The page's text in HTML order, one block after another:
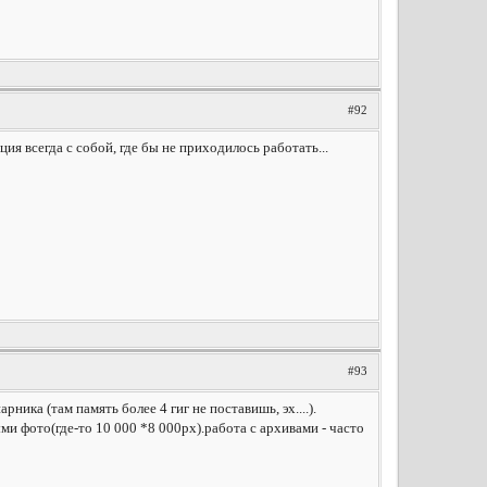
#92
всегда с собой, где бы не приходилось работать...
#93
(там память более 4 гиг не поставишь, эх....).
фото(где-то 10 000 *8 000px).работа с архивами - часто